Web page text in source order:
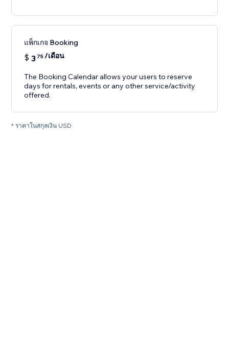
แพ็กเกจ Booking
$ 3 75/เดือน
The Booking Calendar allows your users to reserve
days for rentals, events or any other service/activity
offered.
* ราคาในสกุลเงิน USD